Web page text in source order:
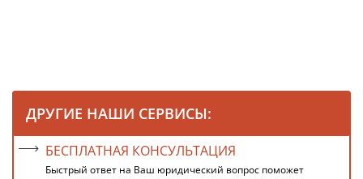
ДРУГИЕ НАШИ СЕРВИСЫ:
БЕСПЛАТНАЯ КОНСУЛЬТАЦИЯ
Быстрый ответ на Ваш юридический вопрос поможет